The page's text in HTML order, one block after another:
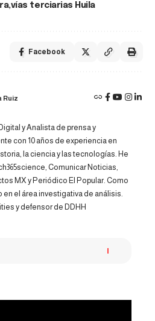
vías terciarias Huila
Facebook
Ruiz
y Analista de prensa y
con 10 años de experiencia en
la ciencia y las tecnologías. He
Comunicar Noticias,
MX y Periódico El Popular. Como
el área investigativa de análisis.
y defensor de DDHH